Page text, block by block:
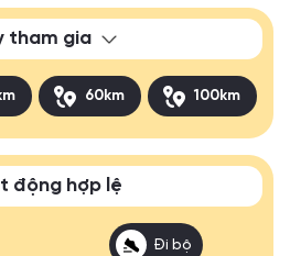
tham gia
60km 100km
động hợp lệ
Đi bộ